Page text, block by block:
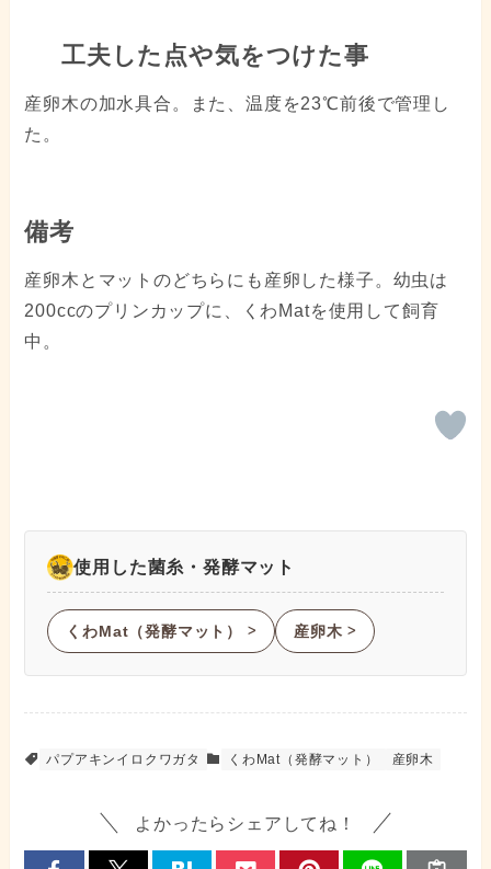
工夫した点や気をつけた事
産卵木の加水具合。また、温度を23℃前後で管理し
た。
備考
産卵木とマットのどちらにも産卵した様子。幼虫は
200ccのプリンカップに、くわMatを使用して飼育
中。
使用した菌糸・発酵マット
くわMat（発酵マット） ᐳ 産卵木 ᐳ
パプアキンイロクワガタ くわMat（発酵マット） 産卵木
よかったらシェアしてね！